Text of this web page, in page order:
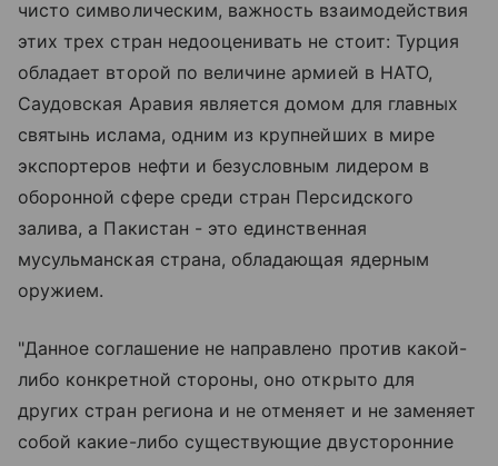
чисто символическим, важность взаимодействия
этих трех стран недооценивать не стоит: Турция
обладает второй по величине армией в НАТО,
Саудовская Аравия является домом для главных
святынь ислама, одним из крупнейших в мире
экспортеров нефти и безусловным лидером в
оборонной сфере среди стран Персидского
залива, а Пакистан - это единственная
мусульманская страна, обладающая ядерным
оружием.
"Данное соглашение не направлено против какой-
либо конкретной стороны, оно открыто для
других стран региона и не отменяет и не заменяет
собой какие-либо существующие двусторонние